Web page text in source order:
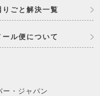
りごと解決一覧
ール便について
・ジャパン